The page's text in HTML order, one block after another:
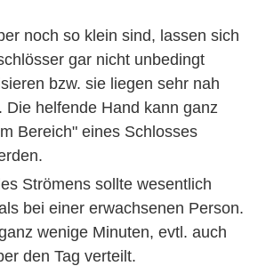
noch so klein sind, lassen sich
gar nicht unbedingt
bzw. sie liegen sehr nah
Die helfende Hand kann ganz
Bereich" eines Schlosses
Strömens sollte wesentlich
bei einer erwachsenen Person.
wenige Minuten, evtl. auch
den Tag verteilt.